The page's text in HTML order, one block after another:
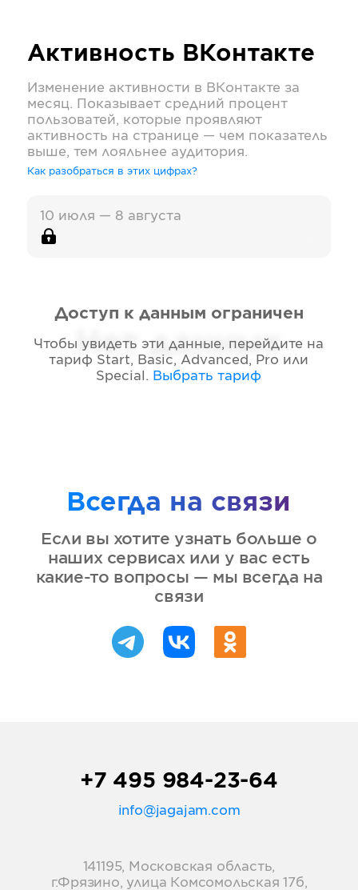
Активность ВКонтакте
Изменение активности в ВКонтакте за
месяц. Показывает средний процент
пользоватей, которые проявляют
активность на странице — чем показатель
выше, тем лояльнее аудитория.
Как разобраться в этих цифрах?
10 июля — 8 августа
Нет данных
Доступ к данным ограничен
Чтобы увидеть эти данные, перейдите на
тариф Start, Basic, Advanced, Pro или
Special . Выбрать тариф
Всегда на связи
Если вы хотите узнать больше о
наших сервисах или у вас есть
какие-то вопросы — мы всегда на
связи
+7 495 984-23-64
info@jagajam.com
141195, Московская область,
г.Фрязино, улица Комсомольская 17б,